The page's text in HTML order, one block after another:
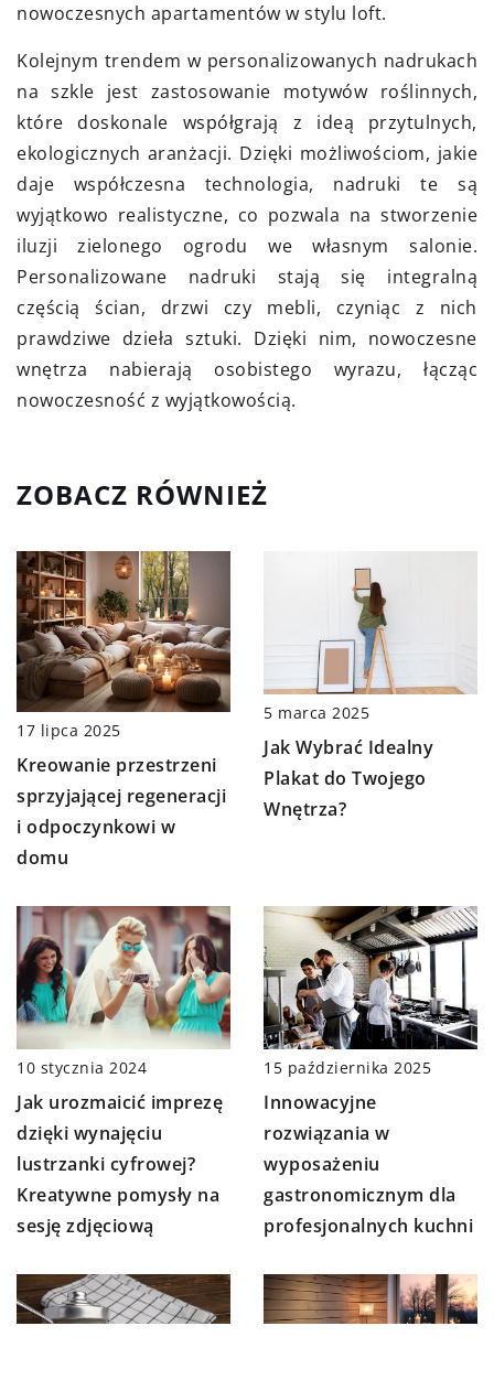
nowoczesnych apartamentów w stylu loft.
Kolejnym trendem w personalizowanych nadrukach
na szkle jest zastosowanie motywów roślinnych,
które doskonale współgrają z ideą przytulnych,
ekologicznych aranżacji. Dzięki możliwościom, jakie
daje współczesna technologia, nadruki te są
wyjątkowo realistyczne, co pozwala na stworzenie
iluzji zielonego ogrodu we własnym salonie.
Personalizowane nadruki stają się integralną
częścią ścian, drzwi czy mebli, czyniąc z nich
prawdziwe dzieła sztuki. Dzięki nim, nowoczesne
wnętrza nabierają osobistego wyrazu, łącząc
nowoczesność z wyjątkowością.
ZOBACZ RÓWNIEŻ
17 lipca 2025
Kreowanie przestrzeni
sprzyjającej regeneracji
i odpoczynkowi w
domu
5 marca 2025
Jak Wybrać Idealny
Plakat do Twojego
Wnętrza?
10 stycznia 2024
Jak urozmaicić imprezę
dzięki wynajęciu
lustrzanki cyfrowej?
Kreatywne pomysły na
sesję zdjęciową
15 października 2025
Innowacyjne
rozwiązania w
wyposażeniu
gastronomicznym dla
profesjonalnych kuchni